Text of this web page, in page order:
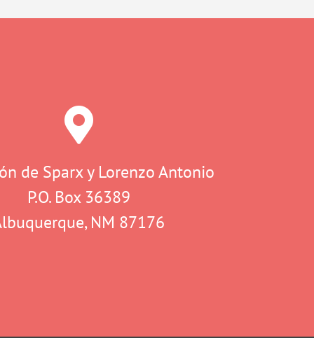
de Sparx y Lorenzo Antonio
P.O. Box 36389
NM 87176